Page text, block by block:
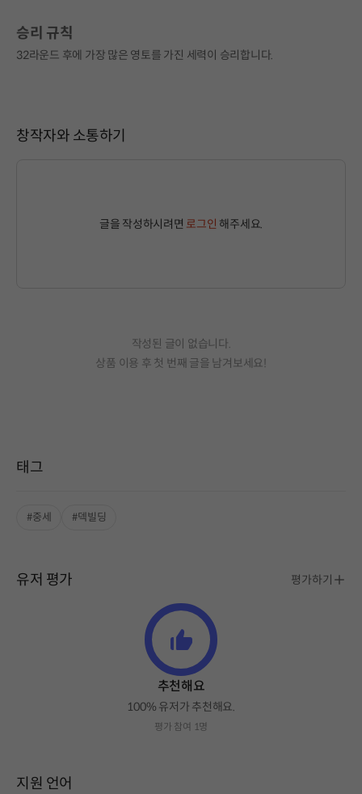
승리 규칙
32라운드 후에 가장 많은 영토를 가진 세력이 승리합니다.
창작자와 소통하기
글을 작성하시려면 로그인 해주세요.
작성된 글이 없습니다.
상품 이용 후 첫 번째 글을 남겨보세요!
태그
#중세 #덱빌딩
유저 평가 평가하기
추천해요
100% 유저가 추천해요.
평가 참여 1명
지원 언어